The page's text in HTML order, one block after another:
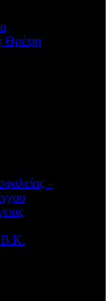
Θρέψη
–
Β.Κ.